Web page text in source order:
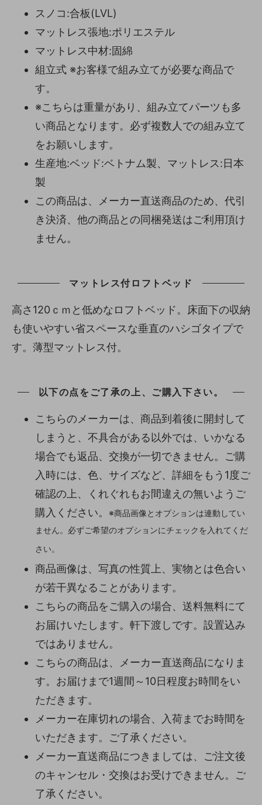
スノコ:合板(LVL)
マットレス張地:ポリエステル
マットレス中材:固綿
組立式 ※お客様で組み立てが必要な商品で
す。
※こちらは重量があり、組み立てパーツも多
い商品となります。必ず複数人での組み立て
をお願いします。
生産地:ベッド:ベトナム製、マットレス:日本
製
この商品は、メーカー直送商品のため、代引
き決済、他の商品との同梱発送はご利用頂け
ません。
マットレス付ロフトベッド
高さ120ｃｍと低めなロフトベッド。床面下の収納
も使いやすい省スペースな垂直のハシゴタイプで
す。薄型マットレス付。
以下の点をご了承の上、ご購入下さい。
こちらのメーカーは、商品到着後に開封して
しまうと、不具合がある以外では、いかなる
場合でも返品、交換が一切できません。ご購
入時には、色、サイズなど、詳細をもう1度ご
確認の上、くれぐれもお間違えの無いようご
購入ください。
※商品画像とオプションは連動してい
ません。必ずご希望のオプションにチェックを入れてくだ
さい。
商品画像は、写真の性質上、実物とは色合い
が若干異なることがあります。
こちらの商品をご購入の場合、送料無料にて
お届けいたします。軒下渡しです。設置込み
ではありません。
こちらの商品は、メーカー直送商品になりま
す。お届けまで1週間～10日程度お時間をい
ただきます。
メーカー在庫切れの場合、入荷までお時間を
いただきます。ご了承ください。
メーカー直送商品につきましては、ご注文後
のキャンセル・交換はお受けできません。ご
了承ください。